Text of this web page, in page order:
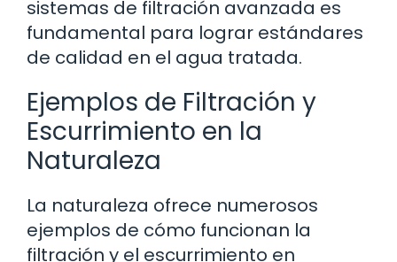
sistemas de filtración avanzada es
fundamental para lograr estándares
de calidad en el agua tratada.
Ejemplos de Filtración y
Escurrimiento en la
Naturaleza
La naturaleza ofrece numerosos
ejemplos de cómo funcionan la
filtración y el escurrimiento en